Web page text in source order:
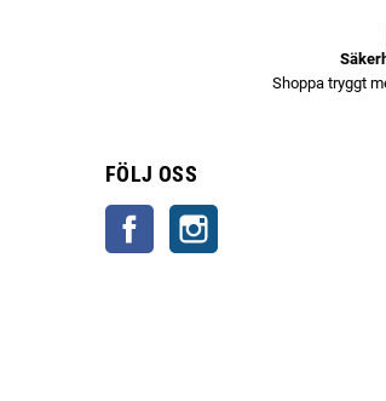
Shoppa tryggt
FÖLJ OSS
Facebook